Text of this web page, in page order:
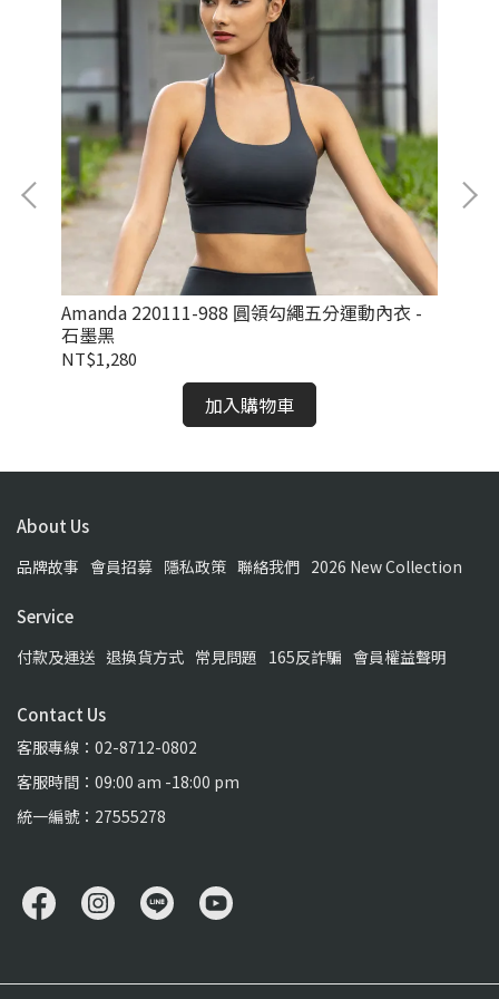
Amanda 220111-988 圓領勾繩五分運動內衣 -
石墨黑
NT$1,280
加入購物車
About Us
品牌故事 會員招募 隱私政策 聯絡我們 2026 New Collection
Service
付款及運送 退換貨方式 常見問題 165反詐騙 會員權益聲明
Contact Us
客服專線：02-8712-0802
客服時間：09:00 am -18:00 pm
統一編號：27555278